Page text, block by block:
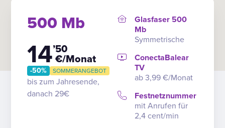
500 Mb
14’50
€/Monat
-50% SOMMERANGEBOT
bis zum Jahresende,
danach 29€
Glasfaser 500
Mb
Symmetrische
ConectaBalear
TV
ab 3,99 €/Monat
Festnetznummer
mit Anrufen für
2,4 cent/min